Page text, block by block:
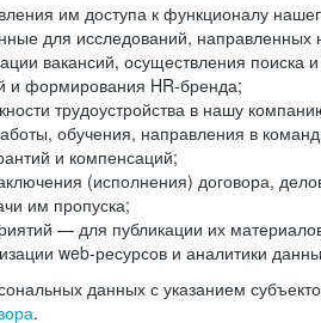
им доступа к функционалу
для исследований, направленных
вакансий, осуществления поиска
и формирования HR-бренда;
трудоустройства в нашу
обучения, направления в
и компенсаций;
(исполнения) договора,
им пропуска;
— для публикации их
web-ресурсов и аналитики
данных с указанием
.